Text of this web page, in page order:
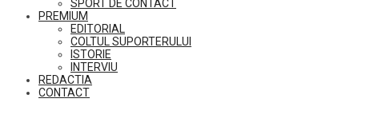
SPORT DE CONTACT
PREMIUM
EDITORIAL
COLTUL SUPORTERULUI
ISTORIE
INTERVIU
REDACTIA
CONTACT